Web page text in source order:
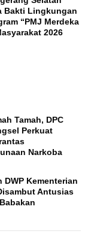
Bakti Lingkungan
“PMJ Merdeka
2026
Tamah, DPC
Perkuat
Narkoba
DWP Kementerian
Antusias